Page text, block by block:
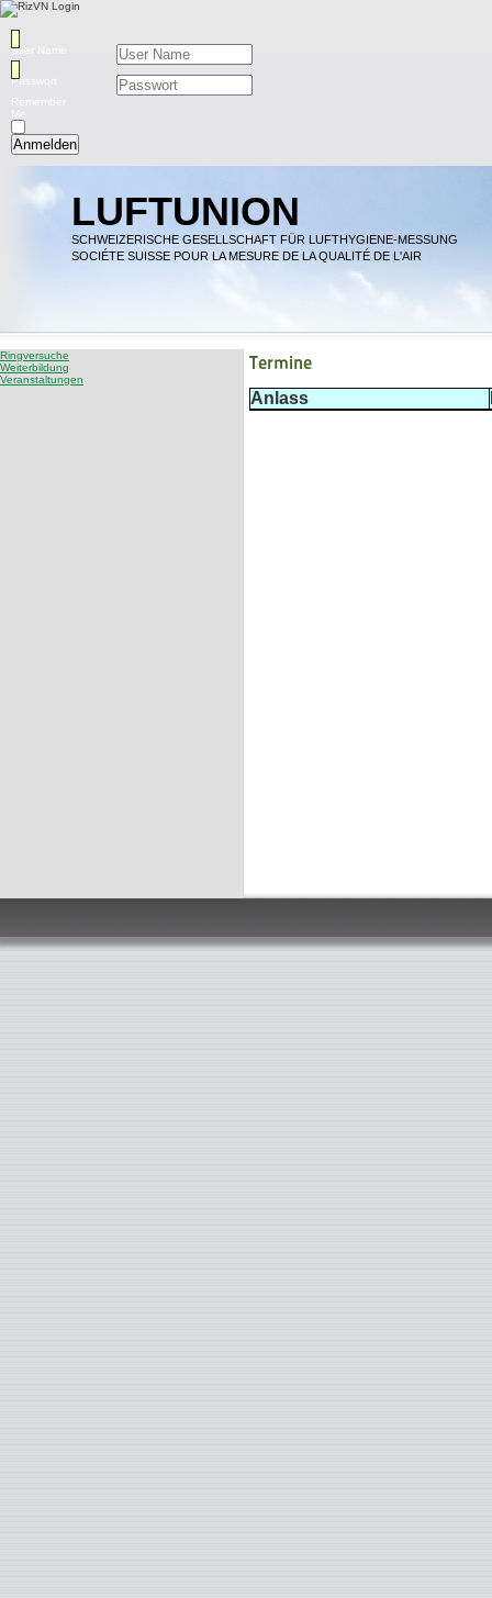
User Name
Passwort
Remember
Me
Anmelden
LUFTUNION
SCHWEIZERISCHE GESELLSCHAFT FÜR LUFTHYGIENE-MESSUNG
SOCIÉTE SUISSE POUR LA MESURE DE LA QUALITÉ DE L'AIR
Ringversuche
Weiterbildung
Veranstaltungen
Termine
Anlass